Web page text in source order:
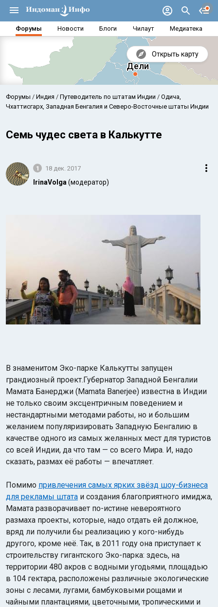
Форумы Новости Блоги Чилаут Медиатека
Открыть карту
Индийский океан
Форумы Индия Путеводитель по штатам Индии
Одича,
Чхаттисгарх, Западная Бенгалия и Северо-Восточные штаты Индии
Семь чудес света в Калькутте
1 18 дек. 2017
IrinaVolga (модератор)
В знаменитом Эко-парке Калькутты запущен
грандиозный проект.Губернатор Западной Бенгалии
Мамата Банерджи (Mamata Banerjee) известна в Индии
не только своим эксцентричным поведением и
нестандартными методами работы, но и большим
желанием популяризировать Западную Бенгалию в
качестве одного из самых желанных мест для туристов
со всей Индии, да что там — со всего Мира. И, надо
сказать, размах её работы — впечатляет.
Помимо привлечения самых ярких звёзд шоу-бизнеса
для рекламы штата и создания благоприятного имиджа,
Мамата разворачивает по-истине невероятного
размаха проекты, которые, надо отдать ей должное,
вряд ли получили бы реализацию у кого-нибудь
другого, кроме неё. Так, в 2011 году она приступает к
строительству гигантского Эко-парка: здесь, на
территории 480 акров с водными угодьями, площадью
в 104 гектара, расположены различные экологические
зоны с лесами, лугами, бамбуковыми рощами и
чайными плантациями, цветочными, тропическими и